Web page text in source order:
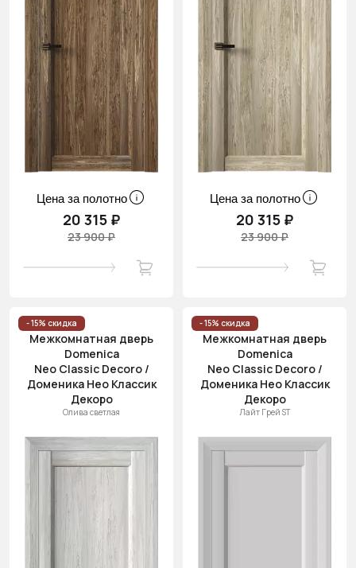
Цена за полотно
20 315 ₽
23 900 ₽
Цена за полотно
20 315 ₽
23 900 ₽
- 15% скидка
Межкомнатная дверь
Domenica
Neo Classic Decoro /
Доменика Нео Классик
Декоро
Олива светлая
- 15% скидка
Межкомнатная дверь
Domenica
Neo Classic Decoro /
Доменика Нео Классик
Декоро
Лайт Грей ST